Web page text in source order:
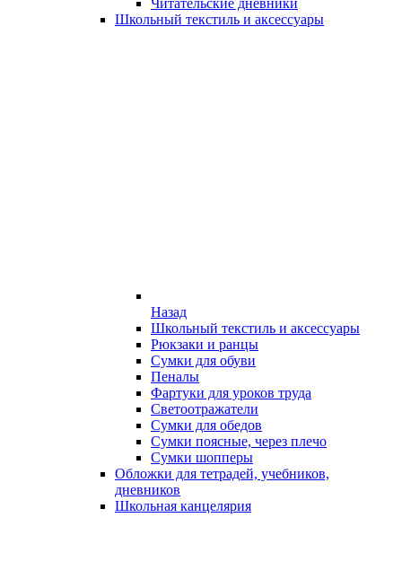
Читательские дневники
Школьный текстиль и аксессуары
Назад
Школьный текстиль и аксессуары
Рюкзаки и ранцы
Сумки для обуви
Пеналы
Фартуки для уроков труда
Светоотражатели
Сумки для обедов
Сумки поясные, через плечо
Сумки шопперы
Обложки для тетрадей, учебников,
дневников
Школьная канцелярия